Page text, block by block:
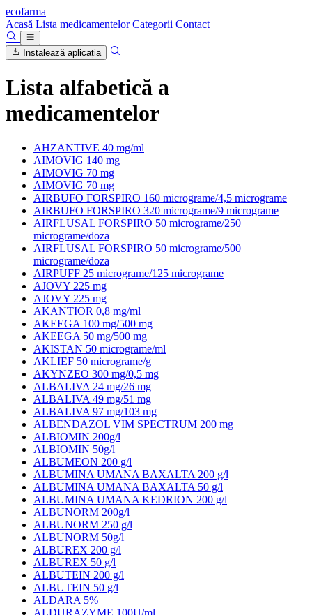
ecofarma
Acasă Lista medicamentelor Categorii Contact
Instalează aplicația
Lista alfabetică a
medicamentelor
AHZANTIVE 40 mg/ml
AIMOVIG 140 mg
AIMOVIG 70 mg
AIMOVIG 70 mg
AIRBUFO FORSPIRO 160 micrograme/4,5 micrograme
AIRBUFO FORSPIRO 320 micrograme/9 micrograme
AIRFLUSAL FORSPIRO 50 micrograme/250
micrograme/doza
AIRFLUSAL FORSPIRO 50 micrograme/500
micrograme/doza
AIRPUFF 25 micrograme/125 micrograme
AJOVY 225 mg
AJOVY 225 mg
AKANTIOR 0,8 mg/ml
AKEEGA 100 mg/500 mg
AKEEGA 50 mg/500 mg
AKISTAN 50 micrograme/ml
AKLIEF 50 micrograme/g
AKYNZEO 300 mg/0,5 mg
ALBALIVA 24 mg/26 mg
ALBALIVA 49 mg/51 mg
ALBALIVA 97 mg/103 mg
ALBENDAZOL VIM SPECTRUM 200 mg
ALBIOMIN 200g/l
ALBIOMIN 50g/l
ALBUMEON 200 g/l
ALBUMINA UMANA BAXALTA 200 g/l
ALBUMINA UMANA BAXALTA 50 g/l
ALBUMINA UMANA KEDRION 200 g/l
ALBUNORM 200g/l
ALBUNORM 250 g/l
ALBUNORM 50g/l
ALBUREX 200 g/l
ALBUREX 50 g/l
ALBUTEIN 200 g/l
ALBUTEIN 50 g/l
ALDARA 5%
ALDURAZYME 100U/ml